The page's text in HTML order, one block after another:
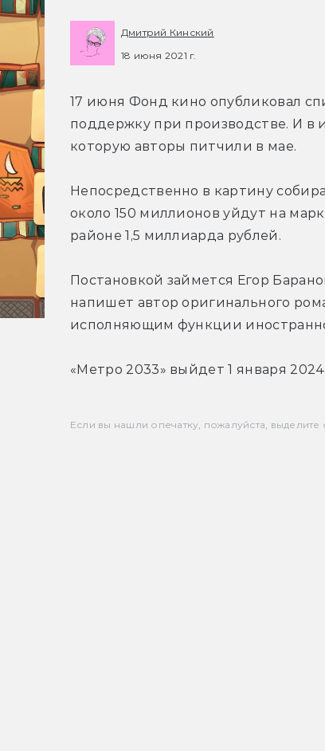
Дмитрий Кинский
18 июня 2021 г.
17 июня Фонд кино опубликовал
поддержку при производстве. И в
которую авторы питчили в мае.
Непосредственно в картину
около 150 миллионов уйдут на
районе 1,5 миллиарда рублей.
Постановкой займется Егор
напишет автор оригинального
исполняющим функции
«Метро 2033» выйдет 1 января 2024
Если вы нашли опечатку, пожалуйста,